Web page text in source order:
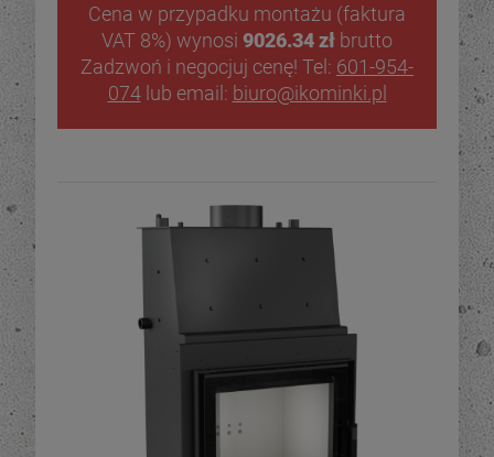
Cena w przypadku montażu (faktura
VAT 8%) wynosi 9026.34 zł brutto
Zadzwoń i negocjuj cenę! Tel: 601-954-
074lub email: biuro@ikominki.pl